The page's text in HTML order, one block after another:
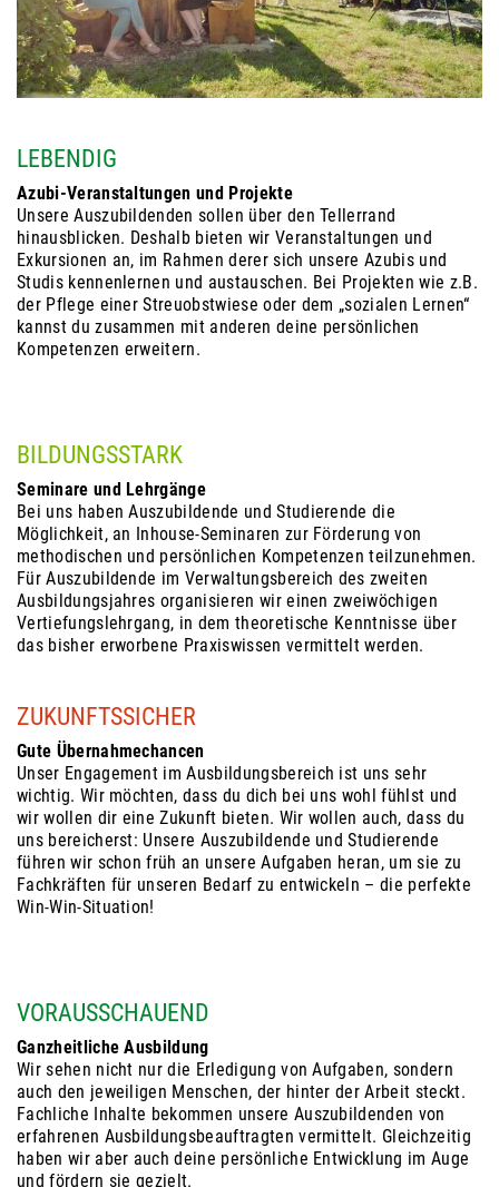
LEBENDIG
Azubi-Veranstaltungen und Projekte
Unsere Auszubildenden sollen über den Tellerrand
hinausblicken. Deshalb bieten wir Veranstaltungen und
Exkursionen an, im Rahmen derer sich unsere Azubis und
Studis kennenlernen und austauschen. Bei Projekten wie z.B.
der Pflege einer Streuobstwiese oder dem „sozialen Lernen“
kannst du zusammen mit anderen deine persönlichen
Kompetenzen erweitern.
BILDUNGSSTARK
Seminare und Lehrgänge
Bei uns haben Auszubildende und Studierende die
Möglichkeit, an Inhouse-Seminaren zur Förderung von
methodischen und persönlichen Kompetenzen teilzunehmen.
Für Auszubildende im Verwaltungsbereich des zweiten
Ausbildungsjahres organisieren wir einen zweiwöchigen
Vertiefungslehrgang, in dem theoretische Kenntnisse über
das bisher erworbene Praxiswissen vermittelt werden.
ZUKUNFTSSICHER
Gute Übernahmechancen
Unser Engagement im Ausbildungsbereich ist uns sehr
wichtig. Wir möchten, dass du dich bei uns wohl fühlst und
wir wollen dir eine Zukunft bieten. Wir wollen auch, dass du
uns bereicherst: Unsere Auszubildende und Studierende
führen wir schon früh an unsere Aufgaben heran, um sie zu
Fachkräften für unseren Bedarf zu entwickeln – die perfekte
Win-Win-Situation!
VORAUSSCHAUEND
Ganzheitliche Ausbildung
Wir sehen nicht nur die Erledigung von Aufgaben, sondern
auch den jeweiligen Menschen, der hinter der Arbeit steckt.
Fachliche Inhalte bekommen unsere Auszubildenden von
erfahrenen Ausbildungsbeauftragten vermittelt. Gleichzeitig
haben wir aber auch deine persönliche Entwicklung im Auge
und fördern sie gezielt.